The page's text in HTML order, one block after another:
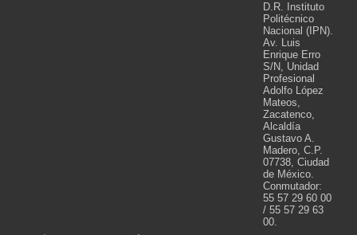
D.R. Instituto
Politécnico
Nacional (IPN).
Av. Luis
Enrique Erro
S/N, Unidad
Profesional
Adolfo López
Mateos,
Zacatenco,
Alcaldía
Gustavo A.
Madero, C.P.
07738, Ciudad
de México.
Conmutador:
55 57 29 60 00
/ 55 57 29 63
00.